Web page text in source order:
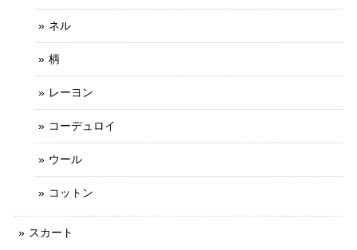
ネル
柄
レーヨン
コーデュロイ
ウール
コットン
スカート